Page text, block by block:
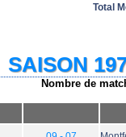
Total
SAISON
Nombre de